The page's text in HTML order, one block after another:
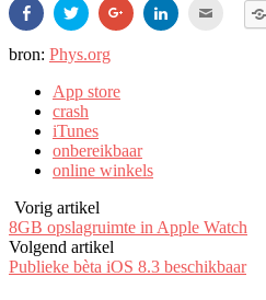
Klik
om
delen
op
(Opent
een
nieuw
venster)
Klik
om
delen
via
(Opent
in
een
nieuw
venster)
Klik
om
Klik
om
bron: Phys.org
App store
crash
iTunes
onbereikbaar
online winkels
Vorig artikel
8GB opslagruimte in Apple Watch
Volgend artikel
Publieke bèta iOS 8.3 beschikbaar